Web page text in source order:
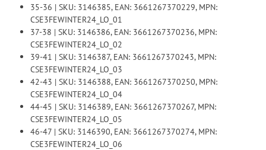
35-36 | SKU: 3146385, EAN: 3661267370229, MPN:
CSE3FEWINTER24_LO_01
37-38 | SKU: 3146386, EAN: 3661267370236, MPN:
CSE3FEWINTER24_LO_02
39-41 | SKU: 3146387, EAN: 3661267370243, MPN:
CSE3FEWINTER24_LO_03
42-43 | SKU: 3146388, EAN: 3661267370250, MPN:
CSE3FEWINTER24_LO_04
44-45 | SKU: 3146389, EAN: 3661267370267, MPN:
CSE3FEWINTER24_LO_05
46-47 | SKU: 3146390, EAN: 3661267370274, MPN:
CSE3FEWINTER24_LO_06